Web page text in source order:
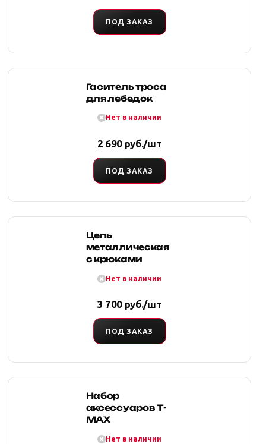
ПОД ЗАКАЗ
Гаситель троса
для лебедок
Нет в наличии
2 690 руб./шт
ПОД ЗАКАЗ
Цепь
металлическая
с крюками
Нет в наличии
3 700 руб./шт
ПОД ЗАКАЗ
Набор
аксессуаров Т-
МАХ
Нет в наличии